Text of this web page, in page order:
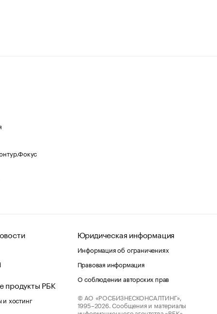
продукты РБК
хостинг
Юридическая информация
Информация об ограничениях
Правовая информация
О соблюдении авторских прав
© АО «РОСБИЗНЕСКОНСАЛТИНГ»,
1995–2026. Сообщения и материалы